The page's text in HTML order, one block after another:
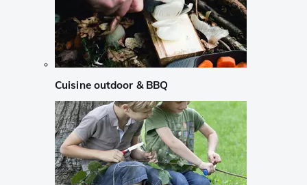
Cuisine outdoor & BBQ